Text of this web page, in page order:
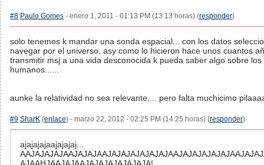
#8 Paulo Gomes - enero 1, 2011 - 01:13 PM (13:13 horas) (responder)
solo tenemos k mandar una sonda espacial... con los datos
navegar por el universo, asy como lo hicieron hace unos cuantos
transmitir msj a una vida desconocida k pueda saber algo sobre los
humanos......
aunke la relatividad no sea relevante,... pero falta muchicimo
#9 SharK (enlace) - marzo 22, 2012 - 02:25 PM (14:25 horas) (responder)
ajajajajaajajajaj...